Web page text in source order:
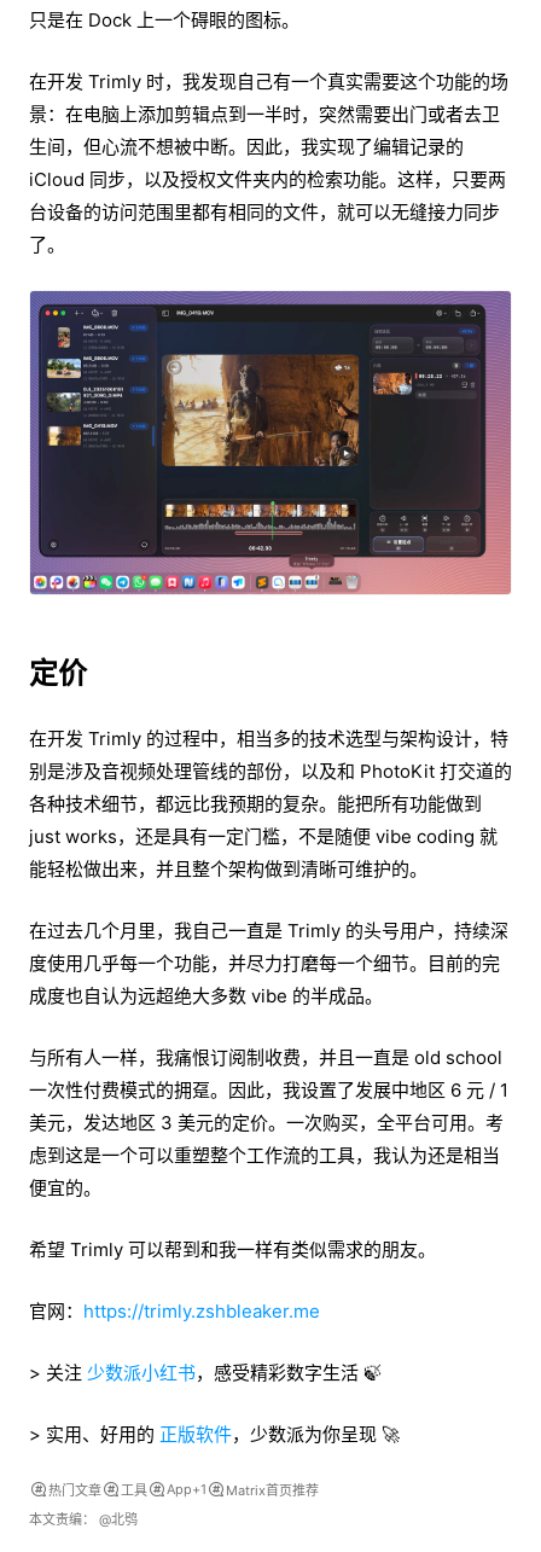
只是在 Dock 上一个碍眼的图标。
在开发 Trimly 时，我发现自己有一个真实需要这个功能的场
景：在电脑上添加剪辑点到一半时，突然需要出门或者去卫
生间，但心流不想被中断。因此，我实现了编辑记录的
iCloud 同步，以及授权文件夹内的检索功能。这样，只要两
台设备的访问范围里都有相同的文件，就可以无缝接力同步
了。
定价
在开发 Trimly 的过程中，相当多的技术选型与架构设计，特
别是涉及音视频处理管线的部份，以及和 PhotoKit 打交道的
各种技术细节，都远比我预期的复杂。能把所有功能做到
just works，还是具有一定门槛，不是随便 vibe coding 就
能轻松做出来，并且整个架构做到清晰可维护的。
在过去几个月里，我自己一直是 Trimly 的头号用户，持续深
度使用几乎每一个功能，并尽力打磨每一个细节。目前的完
成度也自认为远超绝大多数 vibe 的半成品。
与所有人一样，我痛恨订阅制收费，并且一直是 old school
一次性付费模式的拥趸。因此，我设置了发展中地区 6 元 / 1
美元，发达地区 3 美元的定价。一次购买，全平台可用。考
虑到这是一个可以重塑整个工作流的工具，我认为还是相当
便宜的。‌
希望 Trimly 可以帮到和我一样有类似需求的朋友。
官网： https://trimly.zshbleaker.me
> 关注 少数派小红书，感受精彩数字生活 🍃
> 实用、好用的 正版软件，少数派为你呈现 🚀
热门文章 工具 App+1
Matrix首页推荐
本文责编： @北鸮